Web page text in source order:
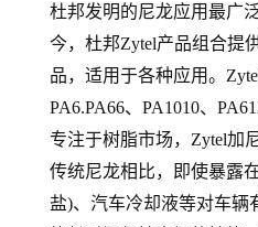
杜邦发明的尼龙应用最广
今，杜邦Zytel产品组合提
品，适用于各种应用。
PA6.PA66、PA1010、
专注于树脂市场，Zytel加
传统尼龙相比，即使暴露
盐)、汽车冷却液等对车辆